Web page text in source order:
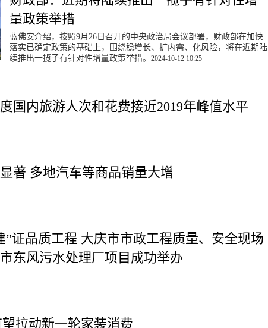
量政策举措
蓝佛安介绍，按照9月26日召开的中央政治局会议部署，财政部在加快
落实已确定政策的基础上，围绕稳增长、扩内需、化风险，将在近期陆
续推出一揽子有针对性增量政策举措。2024-10-12 10:25
国内旅游人次和花费接近2019年峰值水平
著 多地汽车等商品销量大增
”证品质工程 大庆市市政工程质量、安全现场
东风污水处理厂项目成功举办
拉动新一轮家装消费